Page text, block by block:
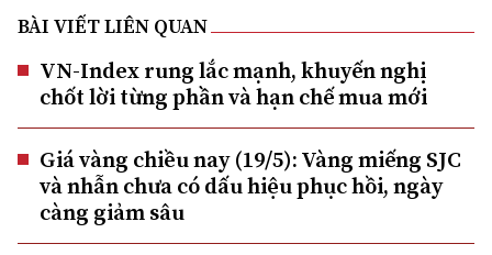
BÀI VIẾT LIÊN QUAN
VN-Index rung lắc mạnh, khuyến nghị
chốt lời từng phần và hạn chế mua mới
Giá vàng chiều nay (19/5): Vàng miếng SJC
và nhẫn chưa có dấu hiệu phục hồi, ngày
càng giảm sâu